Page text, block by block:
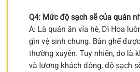
Q4: Mức độ sạch sẽ của quán
A: Là quán ăn vỉa hè, Dì Hoa
gìn vệ sinh chung. Bàn ghế
thường xuyên. Tuy nhiên, do là
và lượng khách đông, độ sạch